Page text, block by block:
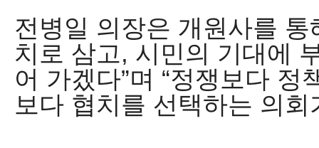
전병일 의장은 개원사를
치로 삼고 , 시민의 기대에
어 가겠다”며 “정쟁보다 정
보다 협치를 선택하는 의회